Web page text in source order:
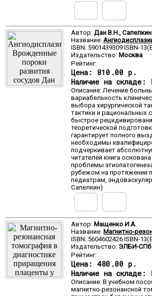
Автор: Дан В.Н.,
Название:
ISBN: 5901439309 ISBN-
Издательство: Москва
Рейтинг:
Цена: 810.00 р.
Наличие на складе:
Описание: Лечение
вариабельность
выбора хирургической
тактики и рациональных
быстрое
теоретической
гарантирует полного
необходимы
подчеркивает
читателей книга
проблемы
рубежом на протяжении
педиатрам,
Сапелкин)
Автор: Мащенко И.А.
Название: Магнитно-
ISBN: 5604602426 ISBN-
Издательство: ЭЛБИ-СПб
Рейтинг:
Цена: 480.00 р.
Наличие на складе:
Описание: В учебном
магнитно-резонансной